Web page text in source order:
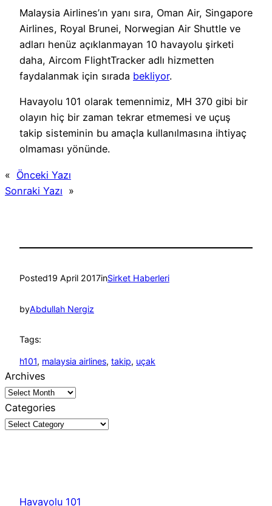
Malaysia Airlines’ın yanı sıra, Oman Air, Singapore
Airlines, Royal Brunei, Norwegian Air Shuttle ve
adları henüz açıklanmayan 10 havayolu şirketi
daha, Aircom FlightTracker adlı hizmetten
faydalanmak için sırada bekliyor.
Havayolu 101 olarak temennimiz, MH 370 gibi bir
olayın hiç bir zaman tekrar etmemesi ve uçuş
takip sisteminin bu amaçla kullanılmasına ihtiyaç
olmaması yönünde.
« Önceki Yazı
Sonraki Yazı »
Posted19 April 2017inSirket Haberleri
byAbdullah Nergiz
Tags:
h101, malaysia airlines, takip, uçak
Archives
Categories
Havayolu 101